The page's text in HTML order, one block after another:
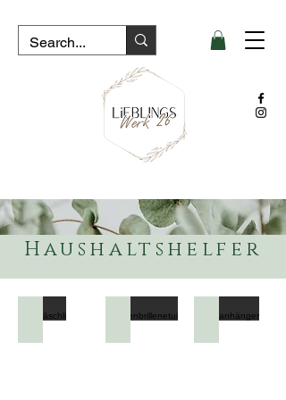
Haushaltshelfer
Ostertäschli Sonnenbrillenetui